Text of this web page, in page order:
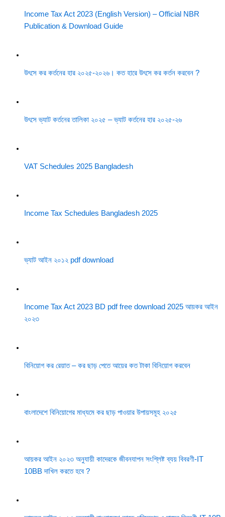
Income Tax Act 2023 (English Version) – Official NBR
Publication & Download Guide
উৎসে কর কর্তনের হার ২০২৫-২০২৬। কত হারে উৎসে কর কর্তন করবেন ?
উৎসে ভ্যাট কর্তনের তালিকা ২০২৫ – ভ্যাট কর্তনের হার ২০২৫-২৬
VAT Schedules 2025 Bangladesh
Income Tax Schedules Bangladesh 2025
ভ্যাট আইন ২০১২ pdf download
Income Tax Act 2023 BD pdf free download 2025 আয়কর আইন
২০২৩
বিনিয়োগ কর রেয়াত – কর ছাড় পেতে আয়ের কত টাকা বিনিয়োগ করবেন
বাংলাদেশে বিনিয়োগের মাধ্যমে কর ছাড় পাওয়ার উপায়সমূহ ২০২৫
আয়কর আইন ২০২৩ অনুযায়ী কাদেরকে জীবনযাপন সংশ্লিষ্ট ব্যয় বিবরণী-IT
10BB দাখিল করতে হবে ?